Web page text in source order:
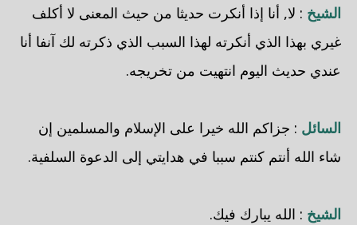
الشيخ : لا, أنا إذا أنكرت حديثا من حيث المعنى لا أكلف
غيري بهذا الذي أنكرته لهذا السبب الذي ذكرته لك آنفا أنا
عندي حديث اليوم انتهيت من تخريجه.
السائل : جزاكم الله خيرا على الإسلام والمسلمين إن
شاء الله أنتم كنتم سببا في هدايتي إلى الدعوة السلفية.
الشيخ : الله يبارك فيك.